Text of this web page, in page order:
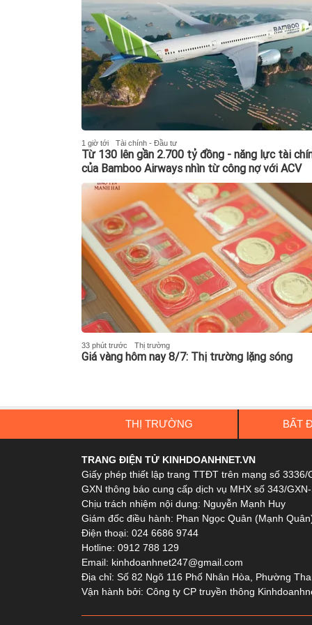
1 giờ tới Tài chính - Đầu tư
Từ 130 lên gần 2.700 tỷ đồng - năng lực tài
của Bamboo Airways nhìn từ công nợ với ACV
33 phút trước Thị trường
Giá vàng hôm nay 8/7: Thị trường lặng sóng
THỊ TRƯỜNG BẤT
TRANG ĐIỆN TỬ KINHDOANHNET.VN
Giấy phép thiết lập trang TTĐT trên mạng số
GXN thông báo cung cấp dịch vụ MHX số 343/
Chịu trách nhiệm nội dung: Nguyễn Mạnh Huy
Giám đốc điều hành: Phan Ngọc Quân (Mạnh
Điện thoại: 024 6686 9744
Hotline: 0912 788 129
Email: kinhdoanhnet247@gmail.com
Địa chỉ: Số 82 Ngõ 116 Phố Nhân Hòa, Phường
Vận hành bởi: Công ty CP truyền thông